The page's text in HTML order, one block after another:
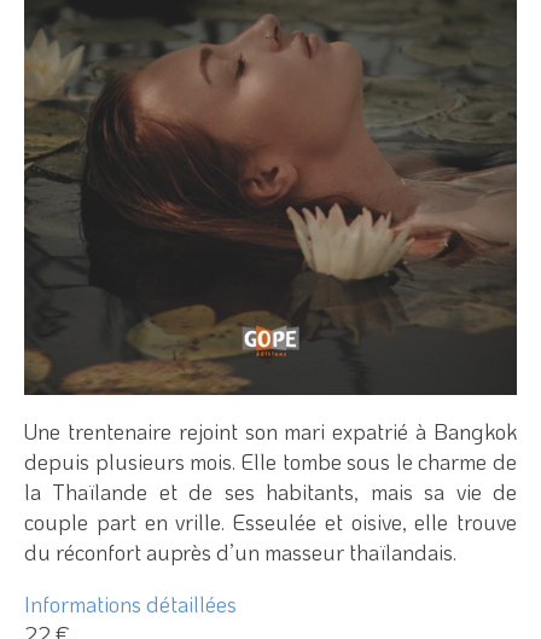
Une trentenaire rejoint son mari expatrié à Bangkok
depuis plusieurs mois. Elle tombe sous le charme de
la Thaïlande et de ses habitants, mais sa vie de
couple part en vrille. Esseulée et oisive, elle trouve
du réconfort auprès d’un masseur thaïlandais.
Informations détaillées